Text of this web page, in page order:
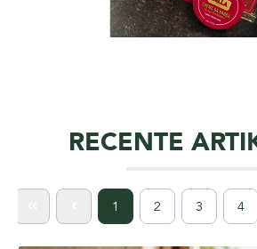
RECENTE
1 2 3 4